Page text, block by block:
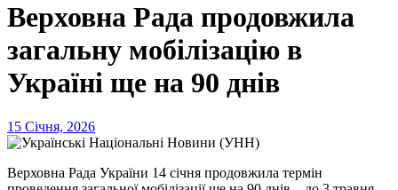
Верховна Рада продовжила
загальну мобілізацію в
Україні ще на 90 днів
15 Січня, 2026
Верховна Рада України 14 січня продовжила термін